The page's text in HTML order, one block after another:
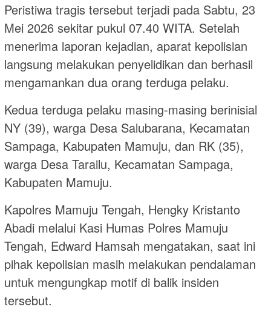
Peristiwa tragis tersebut terjadi pada Sabtu, 23
Mei 2026 sekitar pukul 07.40 WITA. Setelah
menerima laporan kejadian, aparat kepolisian
langsung melakukan penyelidikan dan berhasil
mengamankan dua orang terduga pelaku.
Kedua terduga pelaku masing-masing berinisial
NY (39), warga Desa Salubarana, Kecamatan
Sampaga, Kabupaten Mamuju, dan RK (35),
warga Desa Tarailu, Kecamatan Sampaga,
Kabupaten Mamuju.
Kapolres Mamuju Tengah, Hengky Kristanto
Abadi melalui Kasi Humas Polres Mamuju
Tengah, Edward Hamsah mengatakan, saat ini
pihak kepolisian masih melakukan pendalaman
untuk mengungkap motif di balik insiden
tersebut.